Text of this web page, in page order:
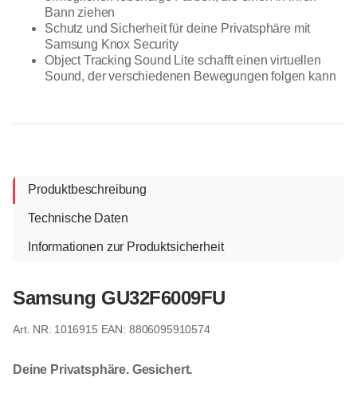
Bann ziehen
Schutz und Sicherheit für deine Privatsphäre mit
Samsung Knox Security
Object Tracking Sound Lite schafft einen virtuellen
Sound, der verschiedenen Bewegungen folgen kann
Produktbeschreibung
Technische Daten
Informationen zur Produktsicherheit
Samsung GU32F6009FU
1016915 EAN: 8806095910574
Deine Privatsphäre. Gesichert.